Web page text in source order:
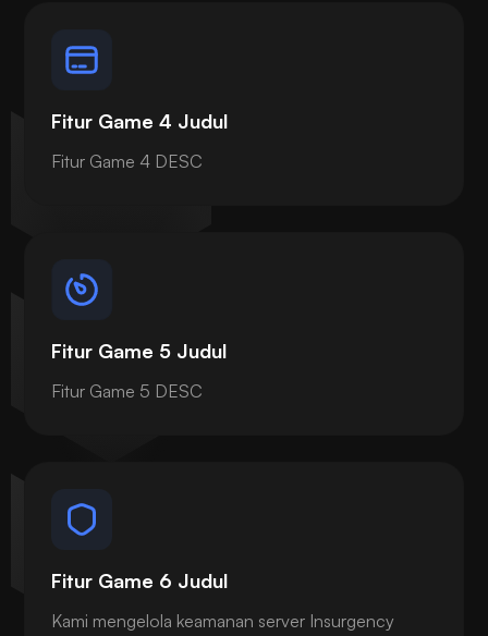
Fitur Game 4 Judul
Fitur Game 4 DESC
Fitur Game 5 Judul
Fitur Game 5 DESC
Fitur Game 6 Judul
Kami mengelola keamanan server Insurgency